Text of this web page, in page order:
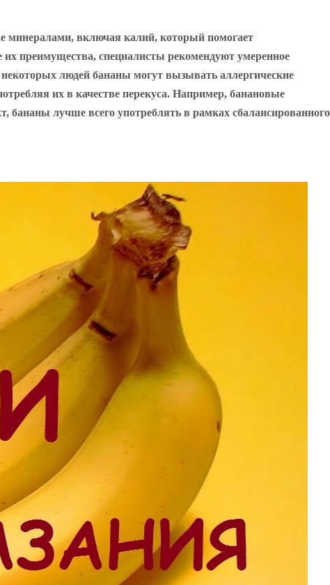
минералами, включая калий, который помогает
их преимущества, специалисты рекомендуют умеренное
некоторых людей бананы могут вызывать аллергические
их в качестве перекуса. Например, банановые
бананы лучше всего употреблять в рамках сбалансированного